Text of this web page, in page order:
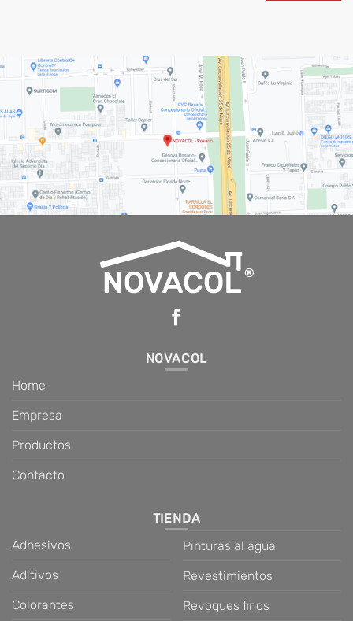
NOVACOL
Home
Empresa
Productos
Contacto
TIENDA
Adhesivos
Aditivos
Colorantes
Pinturas al agua
Revestimientos
Revoques finos